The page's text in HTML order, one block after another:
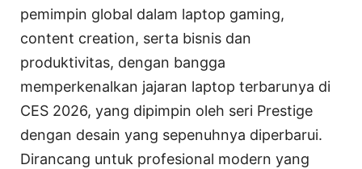
pemimpin global dalam laptop gaming,
content creation, serta bisnis dan
produktivitas, dengan bangga
memperkenalkan jajaran laptop terbarunya di
CES 2026, yang dipimpin oleh seri Prestige
dengan desain yang sepenuhnya diperbarui.
Dirancang untuk profesional modern yang